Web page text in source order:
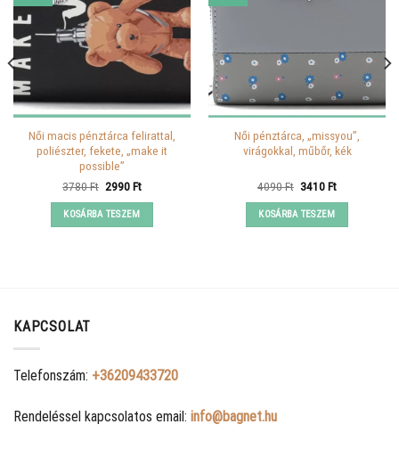
Női macis pénztárca felirattal,
poliészter, fekete, „make it
possible”
3780Ft Original
was:
3780 Ft.
2990FtCurrent
KOSÁRBA TESZEM
Női pénztárca, „missyou”,
virágokkal, műbőr, kék
4090Ft Original
was:
4090 Ft.
3410FtCurrent
KOSÁRBA TESZEM
KAPCSOLAT
Telefonszám: +36209433720
Rendeléssel kapcsolatos email: info@bagnet.hu